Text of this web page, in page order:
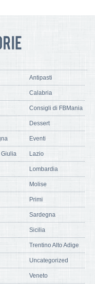
Antipasti
Calabria
Consigli di FBMania
Dessert
Eventi
Giulia Lazio
Lombardia
Molise
Primi
Sardegna
Sicilia
Trentino Alto Adige
Uncategorized
Veneto